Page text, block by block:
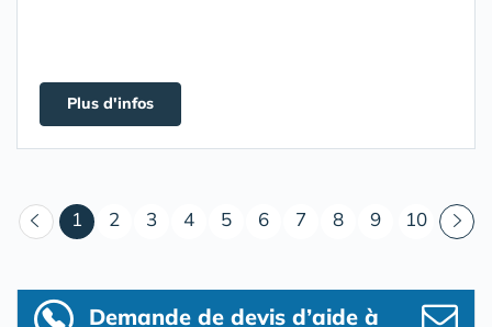
Plus d'infos
1 (courant)
2 3 4 5 6 7 8 9 10
Demande de devis d’aide à